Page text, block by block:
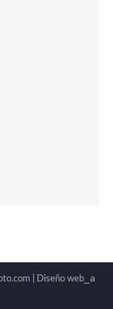
| Diseño web _a